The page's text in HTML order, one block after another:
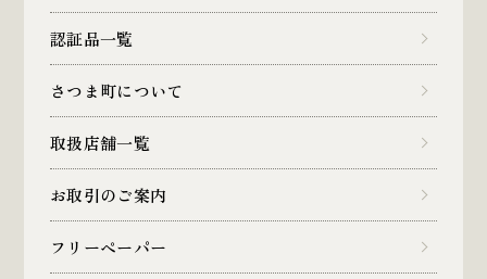
認証品一覧
さつま町について
取扱店舗一覧
お取引のご案内
フリーペーパー